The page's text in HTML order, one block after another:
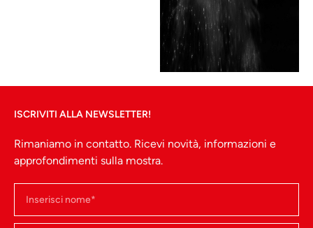
ISCRIVITI ALLA NEWSLETTER!
Rimaniamo in contatto. Ricevi novità, informazioni e
approfondimenti sulla mostra.